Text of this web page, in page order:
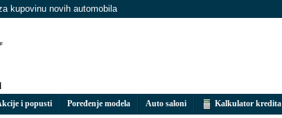
kupovinu novih automobila
i popusti Poređenje modela Auto saloni Kalkulator kredita